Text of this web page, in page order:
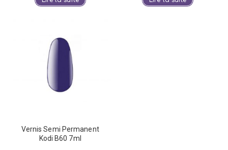
Vernis Semi Permanent
Kodi B60 7ml